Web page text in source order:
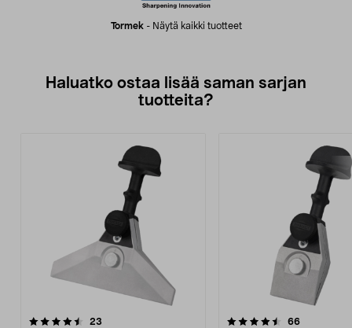
Tormek- Näytä kaikki tuotteet
Haluatko ostaa lisää saman sarjan
tuotteita?
23
4.5viidestä
66arvostelut